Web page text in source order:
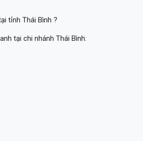
tỉnh Thái Bình ?
tại chi nhánh Thái Bình: